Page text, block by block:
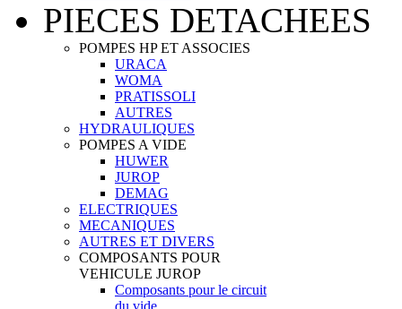
PIECES DETACHEES
POMPES HP ET ASSOCIES
URACA
WOMA
PRATISSOLI
AUTRES
HYDRAULIQUES
POMPES A VIDE
HUWER
JUROP
DEMAG
ELECTRIQUES
MECANIQUES
AUTRES ET DIVERS
COMPOSANTS POUR
VEHICULE JUROP
Composants pour le circuit
du vide